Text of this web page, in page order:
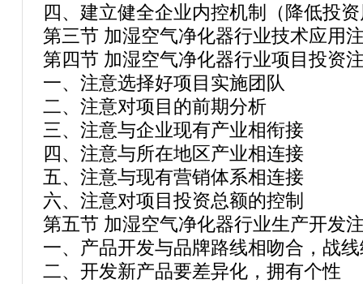
四、建立健全企业内控机制（降低投
第三节 加湿空气净化器行业技术应用
第四节 加湿空气净化器行业项目投资
一、注意选择好项目实施团队
二、注意对项目的前期分析
三、注意与企业现有产业相衔接
四、注意与所在地区产业相连接
五、注意与现有营销体系相连接
六、注意对项目投资总额的控制
第五节 加湿空气净化器行业生产开发
一、产品开发与品牌路线相吻合，战
二、开发新产品要差异化，拥有个性